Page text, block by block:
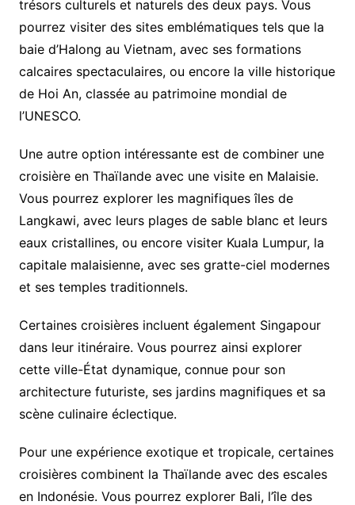
trésors culturels et naturels des deux pays. Vous
pourrez visiter des sites emblématiques tels que la
baie d’Halong au Vietnam, avec ses formations
calcaires spectaculaires, ou encore la ville historique
de Hoi An, classée au patrimoine mondial de
l’UNESCO.
Une autre option intéressante est de combiner une
croisière en Thaïlande avec une visite en Malaisie.
Vous pourrez explorer les magnifiques îles de
Langkawi, avec leurs plages de sable blanc et leurs
eaux cristallines, ou encore visiter Kuala Lumpur, la
capitale malaisienne, avec ses gratte-ciel modernes
et ses temples traditionnels.
Certaines croisières incluent également Singapour
dans leur itinéraire. Vous pourrez ainsi explorer
cette ville-État dynamique, connue pour son
architecture futuriste, ses jardins magnifiques et sa
scène culinaire éclectique.
Pour une expérience exotique et tropicale, certaines
croisières combinent la Thaïlande avec des escales
en Indonésie. Vous pourrez explorer Bali, l’île des